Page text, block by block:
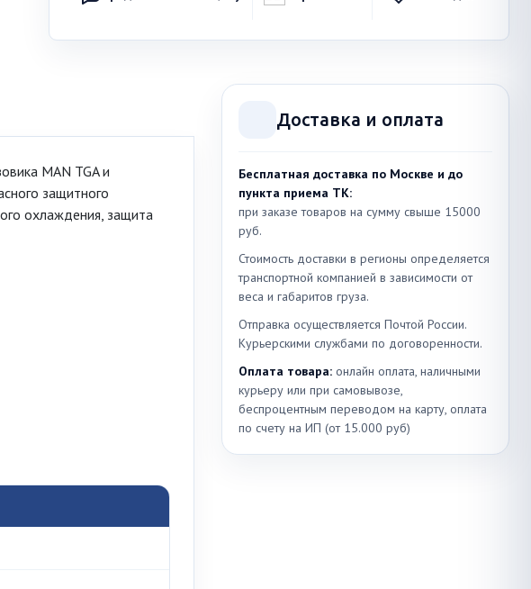
MAN TGA и
защитного
охлаждения, защита
Доставка и оплата
Бесплатная доставка по Москве и до
пункта приема ТК:
при заказе товаров на сумму свыше 15000
руб.
Стоимость доставки в регионы определяется
транспортной компанией в зависимости от
веса и габаритов груза.
Отправка осуществляется Почтой России.
Курьерскими службами по договоренности.
Оплата товара: онлайн оплата, наличными
курьеру или при самовывозе,
беспроцентным переводом на карту, оплата
по счету на ИП (от 15.000 руб)